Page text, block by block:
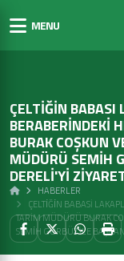
MENU
ÇELTİĞİN BABASI
BERABERİNDEKİ
BURAK COŞKUN
MÜDÜRÜ SEMİH
DERELİ'Yİ
HABERLER
ÇELTİĞİN BABASI
TARIM MÜDÜRÜ BURAK
SEMİH GÜRBÜZ İLE